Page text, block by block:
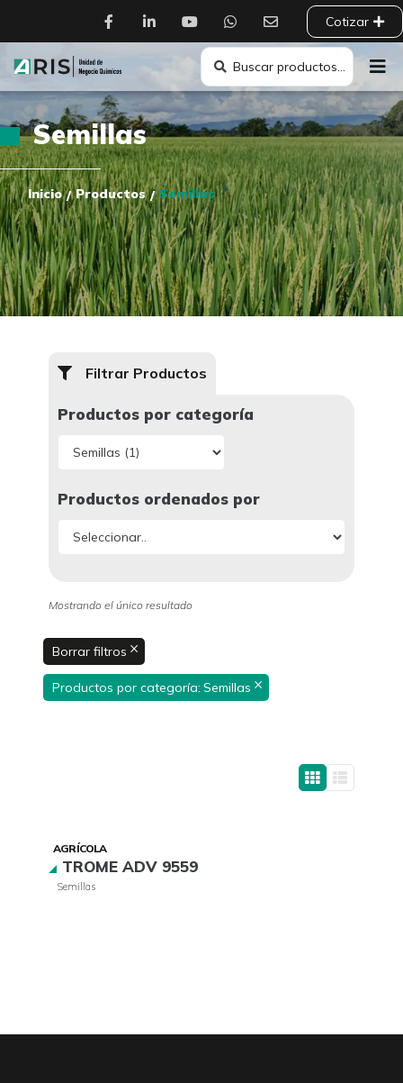
Cotizar
Semillas
Inicio / Productos / Semillas
Filtrar Productos
Productos por categoría
Productos ordenados por
Mostrando el único resultado
Borrar filtros ×
Productos por categoría: Semillas ×
AGRÍCOLA
TROME ADV 9559
Semillas